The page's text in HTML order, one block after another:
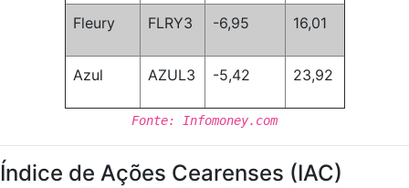
Fleury FLRY3 -6,95 16,01
Azul AZUL3 -5,42 23,92
Fonte: Infomoney.com
Índice de Ações Cearenses (IAC)